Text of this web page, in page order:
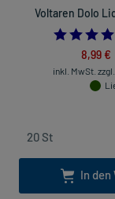
Voltaren Dolo
8,99 €
inkl. MwSt. zzgl.
In